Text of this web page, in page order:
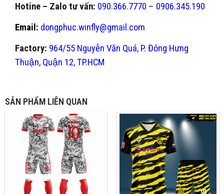
Hotine – Zalo tư vấn: 090.366.7770 – 0906.345.190
Email: dongphuc.winfly@gmail.com
Factory: 964/55 Nguyễn Văn Quá, P. Đông Hưng
Thuận, Quận 12, TP.HCM
SẢN PHẨM LIÊN QUAN